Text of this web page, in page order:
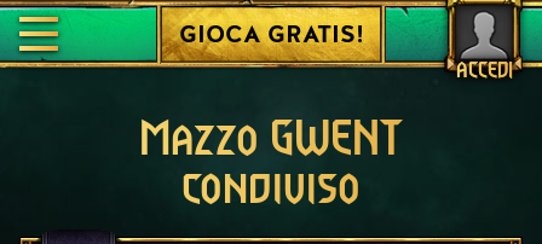
ACCEDI
GIOCA GRATIS!
Mazzo GWENT
condiviso